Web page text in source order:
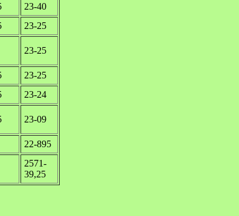
23-40
23-25
23-25
23-25
23-24
23-09
22-895
2571-
39,25